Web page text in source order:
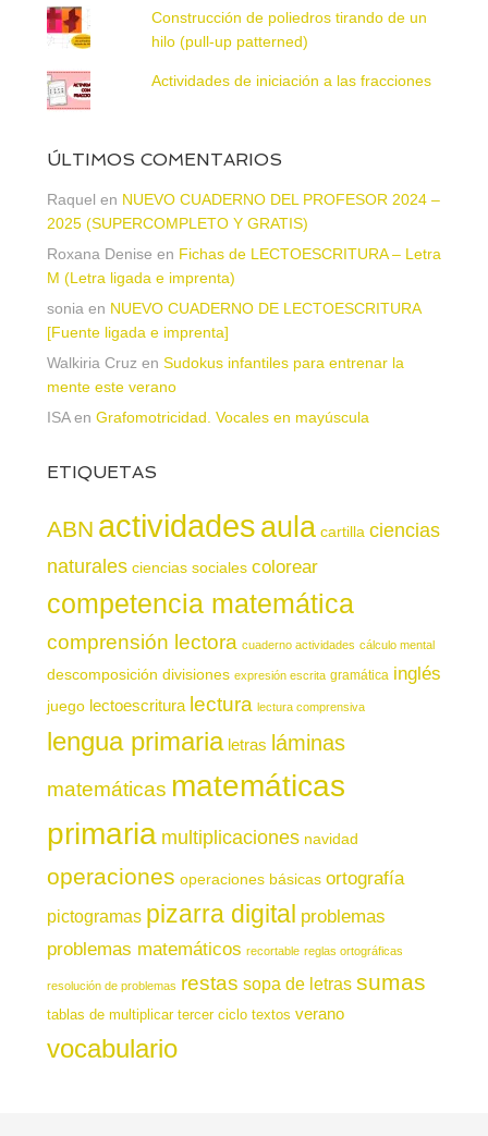
Construcción de poliedros tirando de un
hilo (pull-up patterned)
Actividades de iniciación a las fracciones
ÚLTIMOS COMENTARIOS
Raquel en NUEVO CUADERNO DEL PROFESOR 2024 –
2025 (SUPERCOMPLETO Y GRATIS)
Roxana Denise en Fichas de LECTOESCRITURA – Letra
M (Letra ligada e imprenta)
sonia en NUEVO CUADERNO DE LECTOESCRITURA
[Fuente ligada e imprenta]
Walkiria Cruz en Sudokus infantiles para entrenar la
mente este verano
ISAen Grafomotricidad. Vocales en mayúscula
ETIQUETAS
ABN actividadesaula cartilla ciencias
naturales ciencias sociales colorear
competencia matemática
comprensión lectora cuaderno actividades cálculo mental
descomposición divisiones expresión escrita gramática inglés
juego lectoescritura lectura lectura comprensiva
lengua primaria letras láminas
matemáticas matemáticas
primaria multiplicaciones navidad
operaciones operaciones básicas ortografía
pictogramas pizarra digital problemas
problemas matemáticos recortable reglas ortográficas
resolución de problemas restas sopa de letras sumas
tablas de multiplicar tercer ciclo textos verano
vocabulario